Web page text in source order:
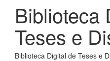
Biblioteca
Teses e
Biblioteca Digital de Teses e